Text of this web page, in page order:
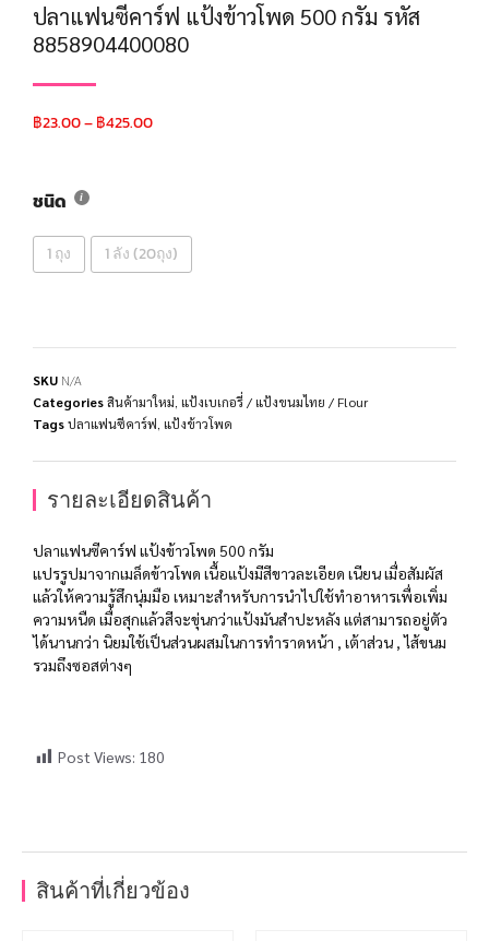
ปลาแฟนซีคาร์ฟ แป้งข้าวโพด 500 กรัม รหัส
8858904400080
฿23.00–฿425.00
ชนิด
1 ถุง 1 ลัง (20ถุง)
SKU N/A
Categoriesสินค้ามาใหม่ แป้งเบเกอรี่ / แป้งขนมไทย / Flour
Tagsปลาแฟนซีคาร์ฟ แป้งข้าวโพด
รายละเอียดสินค้า
ปลาแฟนซีคาร์ฟ แป้งข้าวโพด 500 กรัม
แปรรูปมาจากเมล็ดข้าวโพด เนื้อแป้งมีสีขาวละเอียด เนียน เมื่อสัมผัส
แล้วให้ความรู้สึกนุ่มมือ เหมาะสำหรับการนำไปใช้ทำอาหารเพื่อเพิ่ม
ความหนืด เมื่อสุกแล้วสีจะขุ่นกว่าแป้งมันสำปะหลัง แต่สามารถอยู่ตัว
ได้นานกว่า นิยมใช้เป็นส่วนผสมในการทำราดหน้า , เต้าส่วน , ไส้ขนม
รวมถึงซอสต่างๆ
Post Views: 180
สินค้าที่เกี่ยวข้อง